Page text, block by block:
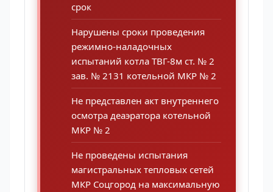
срок
Нарушены сроки проведения
режимно-наладочных
испытаний котла ТВГ-8м ст. № 2
зав. № 2131 котельной МКР № 2
Не представлен акт внутреннего
осмотра деаэратора котельной
МКР № 2
Не проведены испытания
магистральных тепловых сетей
МКР Соцгород на максимальную